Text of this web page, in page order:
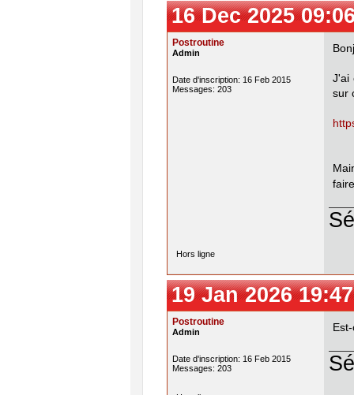
16 Dec 2025
Postroutine
Admin
Date d'inscription: 16 Feb 2015
Messages: 203
J'ai
sur
Hors ligne
19 Jan 2026
Postroutine
Admin
Date d'inscription: 16 Feb 2015
Messages: 203